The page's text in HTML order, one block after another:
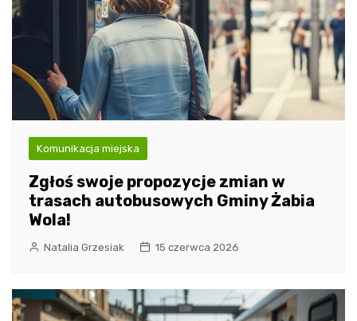
Komunikacja miejska
Zgłoś swoje propozycje zmian w
trasach autobusowych Gminy Żabia
Wola!
Natalia Grzesiak 15 czerwca 2026